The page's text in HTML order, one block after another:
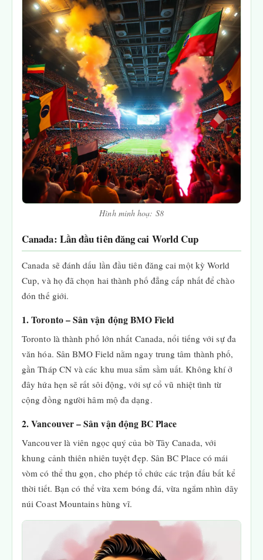
Hình minh hoạ: S8
Canada: Lần đầu tiên đăng cai World Cup
Canada sẽ đánh dấu lần đầu tiên đăng cai một kỳ World
Cup, và họ đã chọn hai thành phố đẳng cấp nhất để chào
đón thế giới.
1. Toronto – Sân vận động BMO Field
Toronto là thành phố lớn nhất Canada, nổi tiếng với sự đa
văn hóa. Sân BMO Field nằm ngay trung tâm thành phố,
gần Tháp CN và các khu mua sắm sầm uất. Không khí ở
đây hứa hẹn sẽ rất sôi động, với sự cổ vũ nhiệt tình từ
cộng đồng người hâm mộ đa dạng.
2. Vancouver – Sân vận động BC Place
Vancouver là viên ngọc quý của bờ Tây Canada, với
khung cảnh thiên nhiên tuyệt đẹp. Sân BC Place có mái
vòm có thể thu gọn, cho phép tổ chức các trận đấu bất kể
thời tiết. Bạn có thể vừa xem bóng đá, vừa ngắm nhìn dãy
núi Coast Mountains hùng vĩ.